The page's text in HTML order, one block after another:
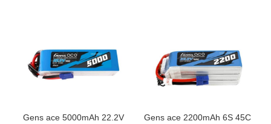
Gens ace 5000mAh 22.2V
Gens ace 2200mAh 6S 45C